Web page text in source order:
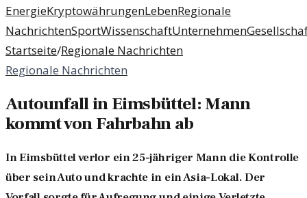
EnergieKryptowährungenLebenRegionale
NachrichtenSportWissenschaftUnternehmen
Startseite/Regionale Nachrichten
Regionale Nachrichten
Autounfall in Eimsbüttel: Mann
kommt von Fahrbahn ab
In Eimsbüttel verlor ein 25-jähriger Mann die Kontrolle
über sein Auto und krachte in ein Asia-Lokal. Der